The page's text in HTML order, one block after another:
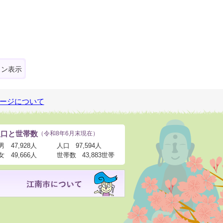
表示
ジについて
と世帯数 （令和8年6月末現在）
47,928人
49,666人
人口
97,594人
世帯数
43,883世帯